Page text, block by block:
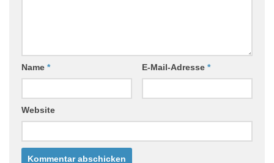
Name * E-Mail-Adresse *
Website